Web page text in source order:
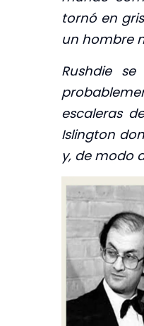
tornó en
un hombre
Rushdie
escaleras
Islington
y, de modo